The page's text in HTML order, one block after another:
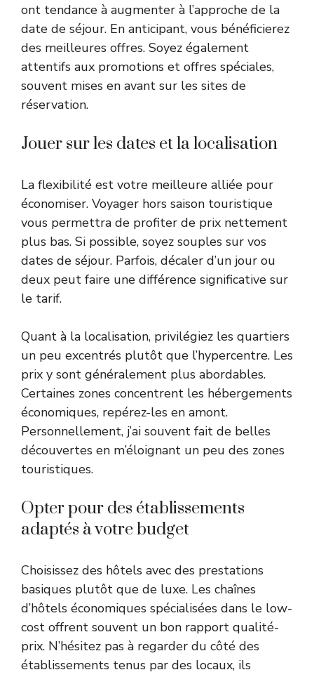
ont tendance à augmenter à l’approche de la
date de séjour. En anticipant, vous bénéficierez
des meilleures offres. Soyez également
attentifs aux promotions et offres spéciales,
souvent mises en avant sur les sites de
réservation.
Jouer sur les dates et la localisation
La flexibilité est votre meilleure alliée pour
économiser. Voyager hors saison touristique
vous permettra de profiter de prix nettement
plus bas. Si possible, soyez souples sur vos
dates de séjour. Parfois, décaler d’un jour ou
deux peut faire une différence significative sur
le tarif.
Quant à la localisation, privilégiez les quartiers
un peu excentrés plutôt que l’hypercentre. Les
prix y sont généralement plus abordables.
Certaines zones concentrent les hébergements
économiques, repérez-les en amont.
Personnellement, j’ai souvent fait de belles
découvertes en m’éloignant un peu des zones
touristiques.
Opter pour des établissements
adaptés à votre budget
Choisissez des hôtels avec des prestations
basiques plutôt que de luxe. Les chaînes
d’hôtels économiques spécialisées dans le low-
cost offrent souvent un bon rapport qualité-
prix. N’hésitez pas à regarder du côté des
établissements tenus par des locaux, ils